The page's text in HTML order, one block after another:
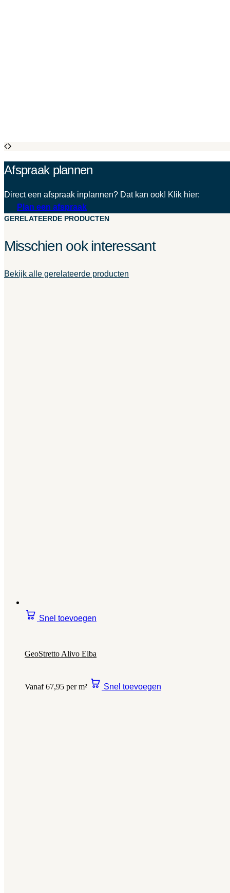
Afspraak plannen
Direct een afspraak inplannen? Dat kan ook! Klik hier:
Plan een afspraak
GERELATEERDE PRODUCTEN
Misschien ook interessant
Bekijk alle gerelateerde producten
Snel toevoegen
GeoStretto Alivo Elba
Vanaf 67,95 per m² Snel toevoegen